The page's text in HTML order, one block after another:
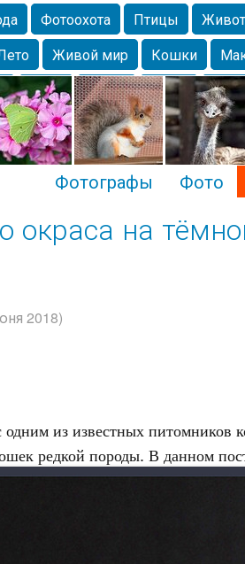
Фотоохота Птицы
Живой мир Кошки
Глаза Крым Весна
Бабочка Чайка Лес Утки
Фотографы Фото
окраса на
2018)
из известных
редкой породы. В данном